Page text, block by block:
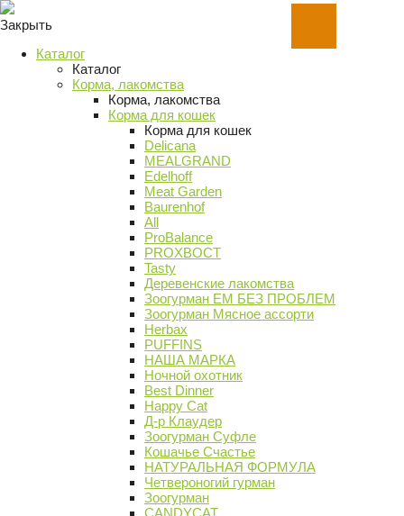
Закрыть
Каталог
Каталог
Корма, лакомства
Корма, лакомства
Корма для кошек
Корма для кошек
Delicana
MEALGRAND
Edelhoff
Meat Garden
Baurenhof
All
ProBalance
PROХВОСТ
Tasty
Деревенские лакомства
Зоогурман ЕМ БЕЗ ПРОБЛЕМ
Зоогурман Мясное ассорти
Herbax
PUFFINS
НАША МАРКА
Ночной охотник
Best Dinner
Happy Cat
Д-р Клаудер
Зоогурман Суфле
Кошачье Счастье
НАТУРАЛЬНАЯ ФОРМУЛА
Четвероногий гурман
Зоогурман
CANDYCAT